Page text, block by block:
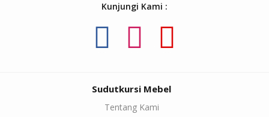
Kunjungi Kami :
Sudutkursi Mebel
Tentang Kami